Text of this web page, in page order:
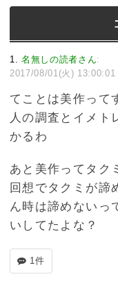
1 名無しの読者さん:
2017/08/01(火) 13:00:01
てことは美作って
人の調査とイメ
かるわ
あと美作ってタク
回想でタクミが諦
ん時は諦めないっ
いしてたよな？
1件